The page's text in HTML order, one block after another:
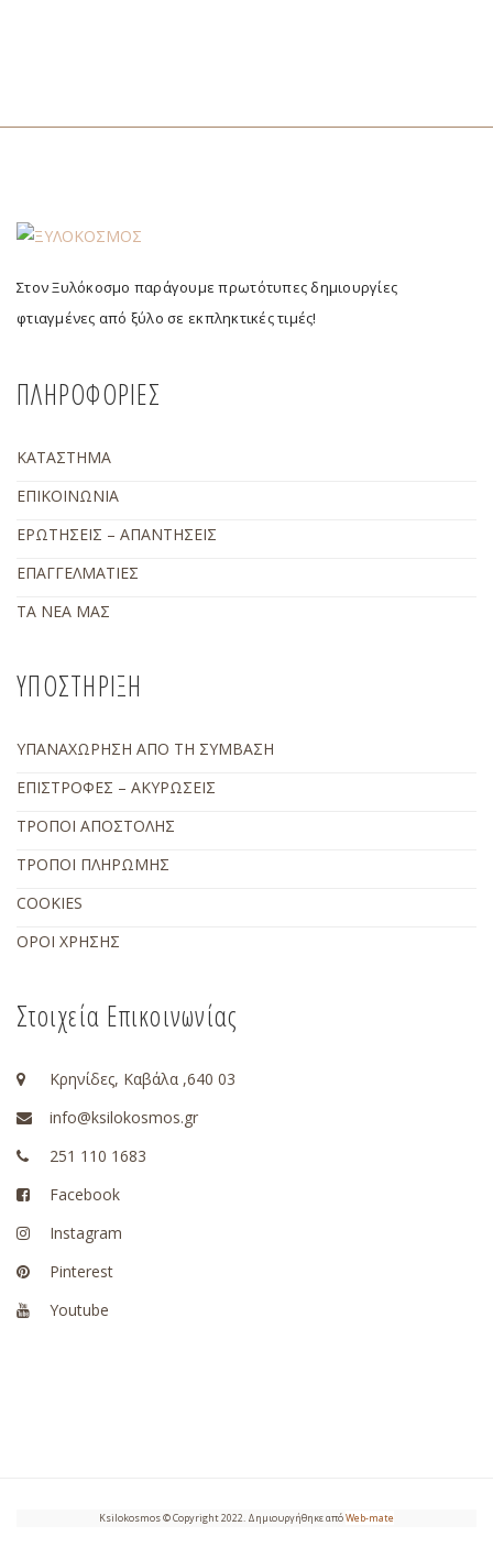
Στον Ξυλόκοσμο παράγουμε πρωτότυπες δημιουργίες
φτιαγμένες από ξύλο σε εκπληκτικές τιμές!
ΠΛΗΡΟΦΟΡΙΕΣ
ΚΑΤΑΣΤΗΜΑ
ΕΠΙΚΟΙΝΩΝΙΑ
ΕΡΩΤΗΣΕΙΣ – ΑΠΑΝΤΗΣΕΙΣ
ΕΠΑΓΓΕΛΜΑΤΙΕΣ
ΤΑ ΝΕΑ ΜΑΣ
ΥΠΟΣΤΗΡΙΞΗ
ΥΠΑΝΑΧΩΡΗΣΗ ΑΠΟ ΤΗ ΣΥΜΒΑΣΗ
ΕΠΙΣΤΡΟΦΕΣ – ΑΚΥΡΩΣΕΙΣ
ΤΡΟΠΟΙ ΑΠΟΣΤΟΛΗΣ
ΤΡΟΠΟΙ ΠΛΗΡΩΜΗΣ
COOKIES
ΟΡΟΙ ΧΡΗΣΗΣ
Στοιχεία Επικοινωνίας
Κρηνίδες, Καβάλα ,640 03
info@ksilokosmos.gr
251 110 1683
Facebook
Instagram
Pinterest
Youtube
Ksilokosmos © Copyright 2022. Δημιουργήθηκε απόWeb-mate